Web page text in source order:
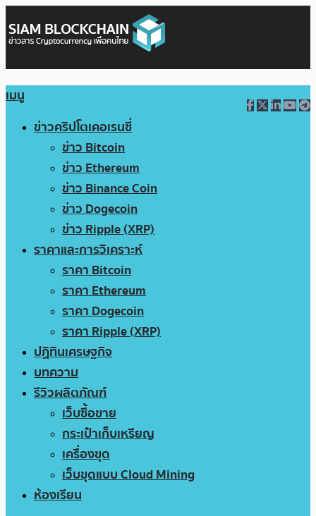
เมนู
ข่าวคริปโตเคอเรนซี่
ข่าว Bitcoin
ข่าว Ethereum
ข่าว Binance Coin
ข่าว Dogecoin
ข่าว Ripple (XRP)
ราคาและการวิเคราะห์
ราคา Bitcoin
ราคา Ethereum
ราคา Dogecoin
ราคา Ripple (XRP)
ปฏิทินเศรษฐกิจ
บทความ
รีวิวผลิตภัณฑ์
เว็บซื้อขาย
กระเป๋าเก็บเหรียญ
เครื่องขุด
เว็บขุดแบบ Cloud Mining
ห้องเรียน